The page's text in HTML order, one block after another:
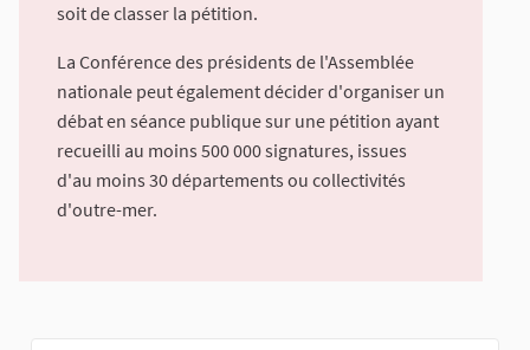
soit de classer la pétition.
La Conférence des présidents de l'Assemblée
nationale peut également décider d'organiser un
débat en séance publique sur une pétition ayant
recueilli au moins 500 000 signatures, issues
d'au moins 30 départements ou collectivités
d'outre-mer.